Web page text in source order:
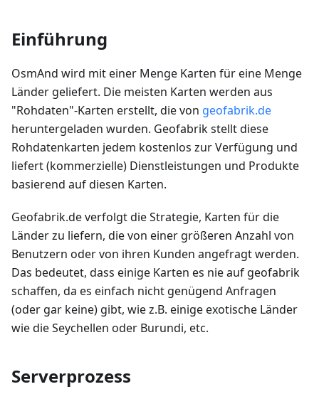
Einführung
OsmAnd wird mit einer Menge Karten für eine Menge
Länder geliefert. Die meisten Karten werden aus
"Rohdaten"-Karten erstellt, die von geofabrik.de
heruntergeladen wurden. Geofabrik stellt diese
Rohdatenkarten jedem kostenlos zur Verfügung und
liefert (kommerzielle) Dienstleistungen und Produkte
basierend auf diesen Karten.
Geofabrik.de verfolgt die Strategie, Karten für die
Länder zu liefern, die von einer größeren Anzahl von
Benutzern oder von ihren Kunden angefragt werden.
Das bedeutet, dass einige Karten es nie auf geofabrik
schaffen, da es einfach nicht genügend Anfragen
(oder gar keine) gibt, wie z.B. einige exotische Länder
wie die Seychellen oder Burundi, etc.
Serverprozess